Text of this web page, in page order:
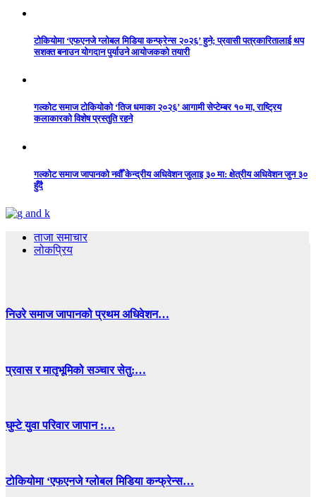
टोकियोमा ‘एफएनजे ग्लोबल मिडिया कन्फ्रेन्स २०२६’ हुने; प्रवासी पत्रकारितालाई थप
सशक्त बनाउन योगदान पुर्याउने आयोजकको तयारी
गल्कोट समाज टोकियोको ‘तिज धमाका २०२६’ आगामी सेप्टेम्बर १० मा, राष्ट्रिय
कलाकारको विशेष प्रस्तुति रहने
गल्कोट समाज जापानको नवौँ केन्द्रीय अधिवेशन जुलाइ ३० मा: क्षेत्रीय अधिवेशन जुन ३०
हुँदै
ताजा समाचार
लोकप्रिय
निउरे समाज जापानको प्रथम अधिवेशन…
प्रवास र मातृभूमिको सञ्चार सेतु:…
घुम्टे युवा परिवार जापान :…
टोकियोमा ‘एफएनजे ग्लोबल मिडिया कन्फ्रेन्स…